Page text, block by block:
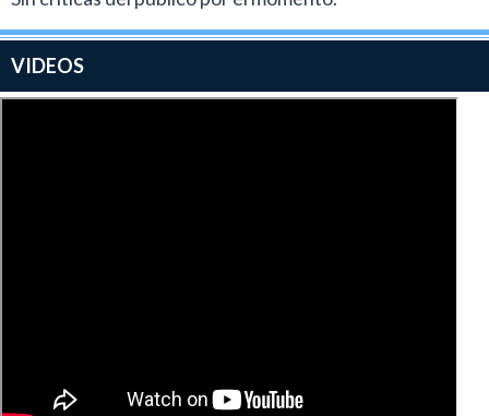
VIDEOS